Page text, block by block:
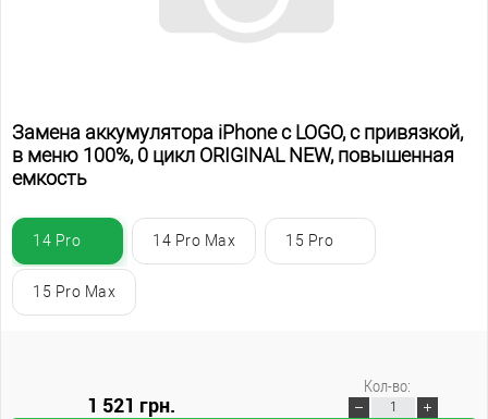
Замена аккумулятора iPhone с LOGO, с привязкой,
в меню 100%, 0 цикл ORIGINAL NEW, повышенная
емкость
14 Pro 14 Pro Max 15 Pro
15 Pro Max
1 521 грн.
Кол-во: